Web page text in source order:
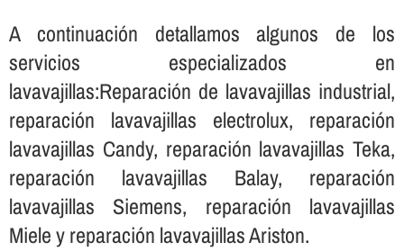
A continuación detallamos algunos de los
servicios especializados en
lavavajillas:Reparación de lavavajillas industrial,
reparación lavavajillas electrolux, reparación
lavavajillas Candy, reparación lavavajillas Teka,
reparación lavavajillas Balay, reparación
lavavajillas Siemens, reparación lavavajillas
Miele y reparación lavavajillas Ariston.